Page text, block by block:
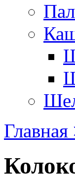
Главная